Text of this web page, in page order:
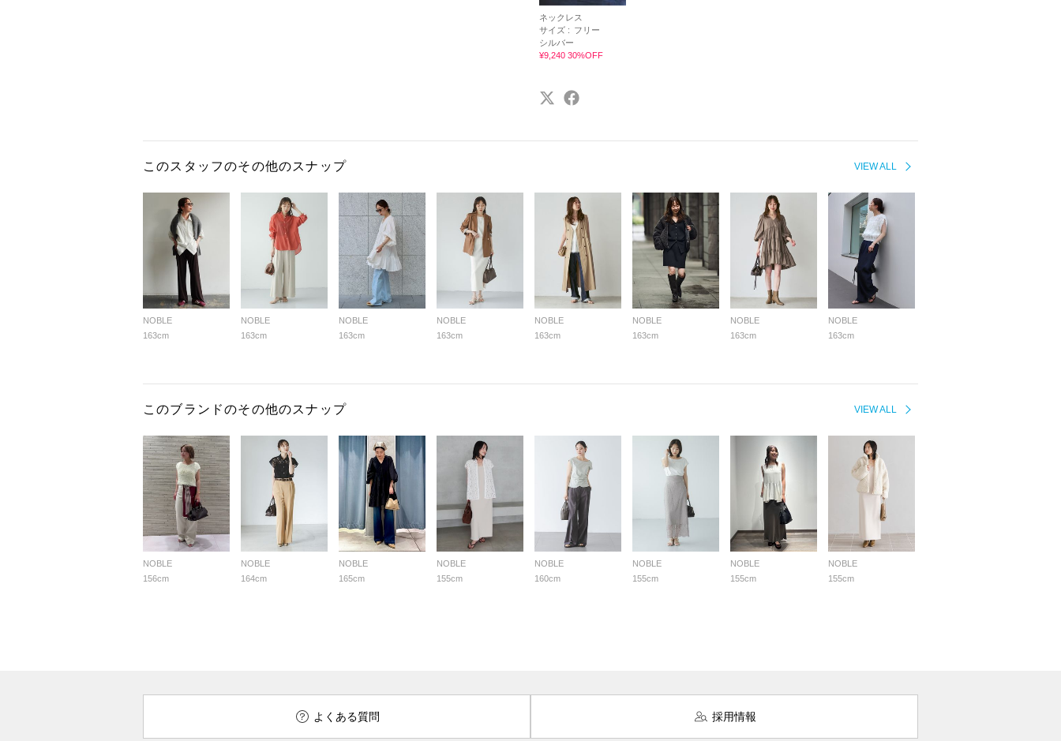
ネックレス
サイズ : フリー
シルバー
¥9,240 30%OFF
VIEW ALL
このスタッフのその他のスナップ
NOBLE
163cm
NOBLE
163cm
NOBLE
163cm
NOBLE
163cm
NOBLE
163cm
NOBLE
163cm
NOBLE
163cm
NOBLE
163cm
VIEW ALL
このブランドのその他のスナップ
NOBLE
156cm
NOBLE
164cm
NOBLE
165cm
NOBLE
155cm
NOBLE
160cm
NOBLE
155cm
NOBLE
155cm
NOBLE
155cm
よくある質問 採用情報